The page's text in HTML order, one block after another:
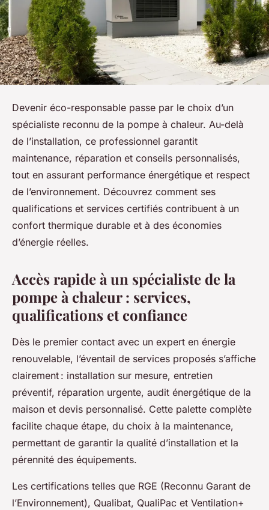
Devenir éco-responsable passe par le choix d’un
spécialiste reconnu de la pompe à chaleur. Au-delà
de l’installation, ce professionnel garantit
maintenance, réparation et conseils personnalisés,
tout en assurant performance énergétique et respect
de l’environnement. Découvrez comment ses
qualifications et services certifiés contribuent à un
confort thermique durable et à des économies
d’énergie réelles.
Accès rapide à un spécialiste de la
pompe à chaleur : services,
qualifications et confiance
Dès le premier contact avec un expert en énergie
renouvelable, l’éventail de services proposés s’affiche
clairement : installation sur mesure, entretien
préventif, réparation urgente, audit énergétique de la
maison et devis personnalisé. Cette palette complète
facilite chaque étape, du choix à la maintenance,
permettant de garantir la qualité d’installation et la
pérennité des équipements.
Les certifications telles que RGE (Reconnu Garant de
l’Environnement), Qualibat, QualiPac et Ventilation+